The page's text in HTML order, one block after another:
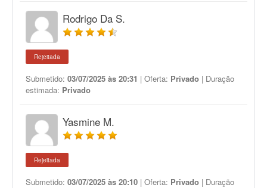
Rodrigo Da S.
Rejeitada
Submetido: 03/07/2025 às 20:31 | Oferta: Privado | Duração
estimada: Privado
Yasmine M.
Rejeitada
Submetido: 03/07/2025 às 20:10 | Oferta: Privado | Duração